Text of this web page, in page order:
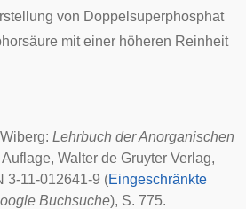
von Doppelsuperphosphat
mit einer höheren Reinheit
Lehrbuch der Anorganischen
Walter de Gruyter Verlag,
3-11-012641-9 (Eingeschränkte
Buchsuche), S. 775.